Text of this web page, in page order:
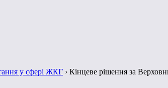
у сфері ЖКГ › Кінцеве рішення за